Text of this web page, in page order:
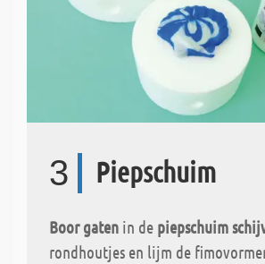
3 Piepschuim
Boor gaten in de piepschuim
rondhoutjes en lijm de